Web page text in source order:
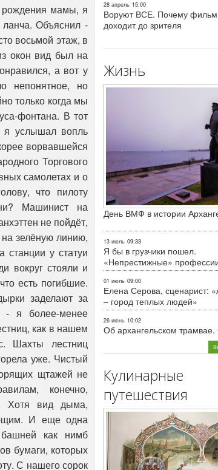
28 апрель 15:00
Воруют ВСЕ. Почему
доходит до зрителя
Жизнь
День ВМФ в истории
13 июль 09:33
Я бы в грузчики пошел.
«Непрестижные»
01 июль 09:00
Елена Серова, сценарист:
– город теплых людей»
26 июнь 10:02
Об архангельском трамвае.
Кулинарные
путешествия